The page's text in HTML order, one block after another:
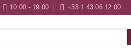
10:00 - 19:00 +33 1 43 06 12 00